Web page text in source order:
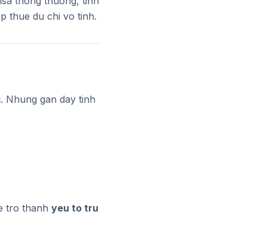
thue du chi vo tinh.
Nhung gan day tinh
tro thanh yeu to tru